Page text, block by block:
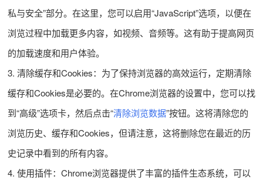
私与安全”部分。在这里，您可以启用“JavaScript”选项，以便在
浏览过程中加载更多内容，如视频、音频等。这有助于提高网页
的加载速度和用户体验。
3. 清除缓存和Cookies：为了保持浏览器的高效运行，定期清除
缓存和Cookies是必要的。在Chrome浏览器的设置中，您可以找
到“高级”选项卡，然后点击“清除浏览数据”按钮。这将清除您的
浏览历史、缓存和Cookies，但请注意，这将删除您在最近的历
史记录中看到的所有内容。
4. 使用插件：Chrome浏览器提供了丰富的插件生态系统，可以